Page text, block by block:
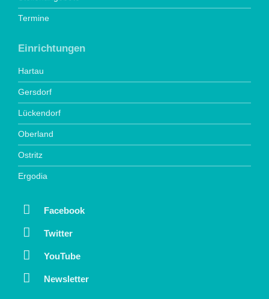
Termine
Einrichtungen
Hartau
Gersdorf
Lückendorf
Oberland
Ostritz
Ergodia
Facebook
Twitter
YouTube
Newsletter